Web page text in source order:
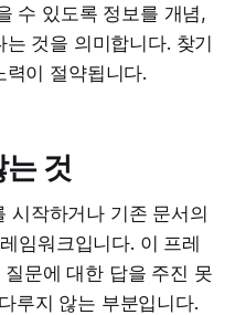
수 있도록 정보를 개념,
것을 의미합니다. 찾기
이 절약됩니다.
것
시작하거나 기존 문서의
임워크입니다. 이 프레
문에 대한 답을 주진 못
루지 않는 부분입니다.